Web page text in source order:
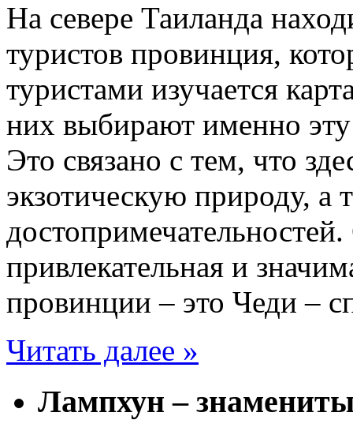
На севере Таиланда
туристов провинция,
туристами изучается
них выбирают именно
Это связано с тем, что
экзотическую природу, а
привлекательная и
провинции – это Чеди –
Читать далее »
Лампхун –